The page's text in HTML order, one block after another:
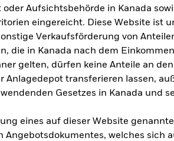
Aufsichtsbehörde in Kanada
eingereicht. Diese Website ist
Verkaufsförderung von
die in Kanada nach dem
gelten, dürfen keine Anteile an
Anlagedepot transferieren lassen,
Gesetzes in Kanada und
eines auf dieser Website
Angebotsdokumentes, welches sich